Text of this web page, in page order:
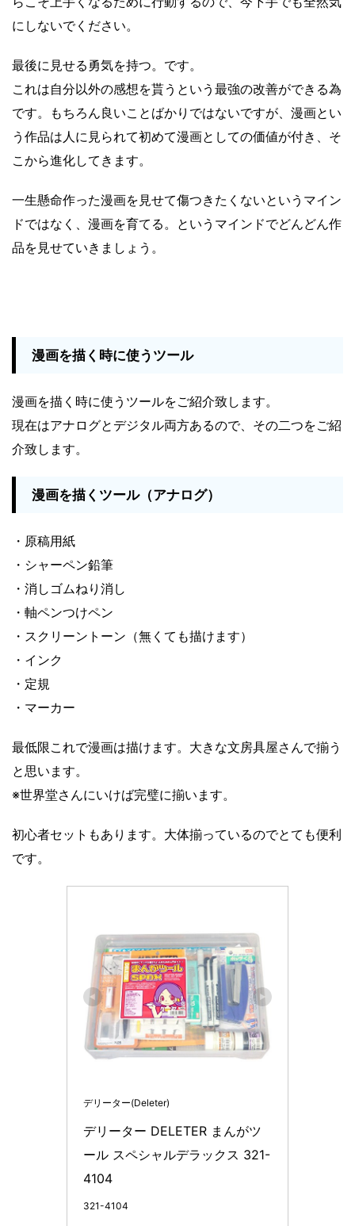
にしないでください。
最後に見せる勇気を持つ。です。
これは自分以外の感想を貰うという最強の改善ができる為
です。もちろん良いことばかりではないですが、漫画とい
う作品は人に見られて初めて漫画としての価値が付き、そ
こから進化してきます。
一生懸命作った漫画を見せて傷つきたくないというマイン
ドではなく、漫画を育てる。というマインドでどんどん作
品を見せていきましょう。
漫画を描く時に使うツール
漫画を描く時に使うツールをご紹介致します。
現在はアナログとデジタル両方あるので、その二つをご紹
介致します。
漫画を描くツール（アナログ）
・原稿用紙
・シャーペン鉛筆
・消しゴムねり消し
・軸ペンつけペン
・スクリーントーン（無くても描けます）
・インク
・定規
・マーカー
最低限これで漫画は描けます。大きな文房具屋さんで揃う
と思います。
※世界堂さんにいけば完璧に揃います。
初心者セットもあります。大体揃っているのでとても便利
です。
デリーター(Deleter)
デリーター DELETER まんがツ
ール スペシャルデラックス 321-
4104
321-4104